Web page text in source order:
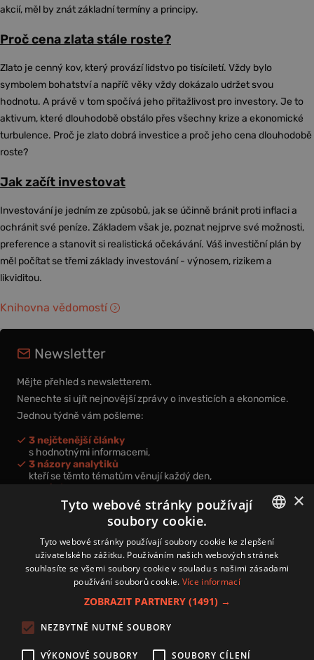
akcií, měl by znát základní termíny a principy.
Proč cena zlata stále roste?
Zlato je cenný kov, který provází lidstvo po tisíciletí. Vždy bylo
symbolem bohatství a napříč věky vždy dokázalo udržet svou
hodnotu. A právě v tom spočívá jeho přitažlivost pro investory. Je to
aktivum, které dlouhodobě obstálo přes všechny krize a ekonomické
turbulence. Proč je zlato dobrá investice a proč jeho cena dlouhodobě
roste?
Jak začít investovat
Investování je jedním ze způsobů, jak se účinně bránit proti inflaci a
ochránit své peníze. Základem však je, poznat nejprve své možnosti,
preference a stanovit si realistická očekávání. Váš investiční plán by
měl počítat se třemi základy investování - výnosem, rizikem a
likviditou.
Knihovna vědomostí
Newsletter
Mějte přehled s newsletterem.
Nenechte si ujít nejnovější zprávy o investicích a ekonomice.
Jednou týdně vám pošleme:
3 nejčtenější články
s hodnotnými informacemi,
3 názory analytiků
kteří se těmto tématům věnují každý den,
nová videa a podcasty
k prohloubení vašich znalostí.
Přihlášením k newsletteru vyjadřujete svůj souhlas spodmínkami
zpracování osobních údajů.
Zásady používání souborů cookies
CZECH
×
Tyto webové stránky používají
soubory cookie.
Tyto webové stránky používají soubory cookie ke zlepšení
uživatelského zážitku. Používáním našich webových stránek
souhlasíte se všemi soubory cookie v souladu s našimi zásadami
používání souborů cookie. Více informací
ZOBRAZIT PARTNERY (1491) →
NEZBYTNĚ NUTNÉ SOUBORY
VÝKONOVÉ SOUBORY SOUBORY CÍLENÍ